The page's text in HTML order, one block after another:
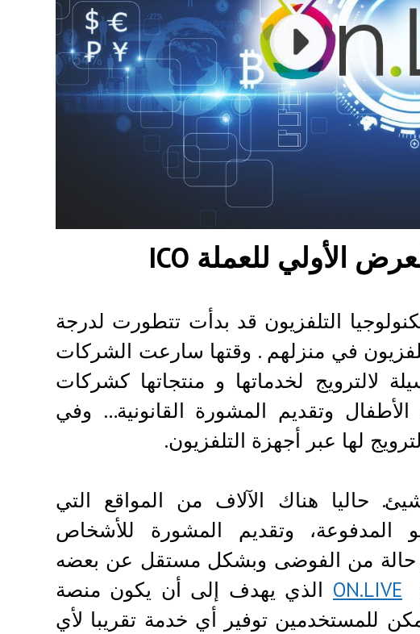
التلفزيون قد بدأت تتطورت لدرجة
في منزلهم . وقتها سارعت الشركات
لالترويج لخدماتها و منتجاتها كشركات
وتقديم المشورة القانونية… وفي
لها عبر أجهزة التلفزيون.
حاليا هناك الآلاف من المواقع التي
المدفوعة، وتقديم المشورة للأشخاص
حالة من الفوضى وبشكل مستقل عن بعضه
ON.LIVE الذي يهدف إلى أن يكون منصة
للمستخدمين توفير أي خدمة تقريبا لأي